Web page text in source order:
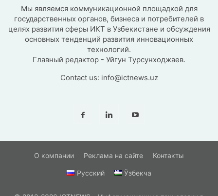
Мы являемся коммуникационной площадкой для
государственных органов, бизнеса и потребителей в
целях развития сферы ИКТ в Узбекистане и обсуждения
основных тенденций развития инновационных
технологий.
Главный редактор - Уйгун Турсунходжаев.
Contact us: info@ictnews.uz
О компании Реклама на сайте Контакты
Русский Ўзбекча